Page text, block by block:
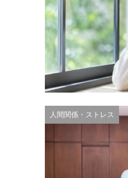
人間関係・ストレス